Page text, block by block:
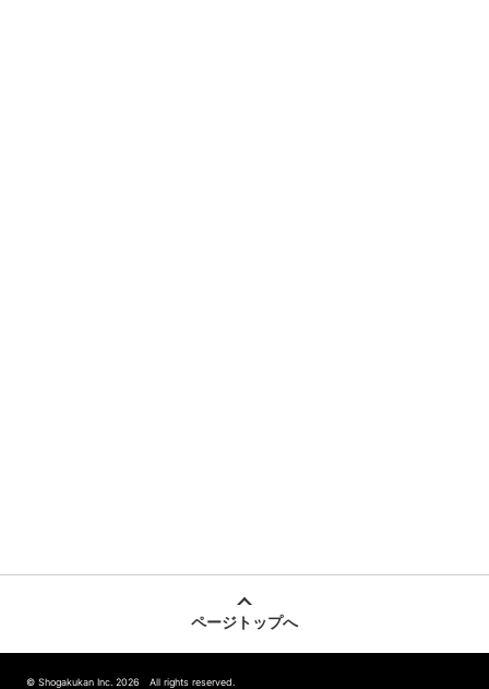
ページトップへ
© Shogakukan Inc. 2026 All rights reserved.